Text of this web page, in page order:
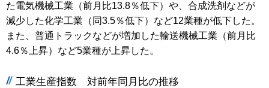
た電気機械工業（前月比13.8％低下）や、合成洗剤などが
減少した化学工業（同3.5％低下）など12業種が低下した。
また、普通トラックなどが増加した輸送機械工業（前月比
4.6％上昇）など5業種が上昇した。
工業生産指数 対前年同月比の推移